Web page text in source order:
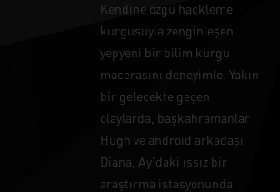
Kendine özgü hackleme
kurgusuyla zenginleşen
yepyeni bir bilim kurgu
macerasını deneyimle. Yakın
bir gelecekte geçen
olaylarda, başkahramanlar
Hugh ve android arkadaşı
Diana, Ay'daki ıssız bir
araştırma istasyonunda